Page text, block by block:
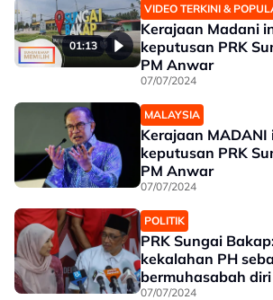
01:13
VIDEO TERKINI &
Kerajaan Madani
keputusan PRK
PM Anwar
07/07/2024
MALAYSIA
Kerajaan MADANI
keputusan PRK
PM Anwar
07/07/2024
POLITIK
PRK Sungai
kekalahan PH
bermuhasabah diri
07/07/2024